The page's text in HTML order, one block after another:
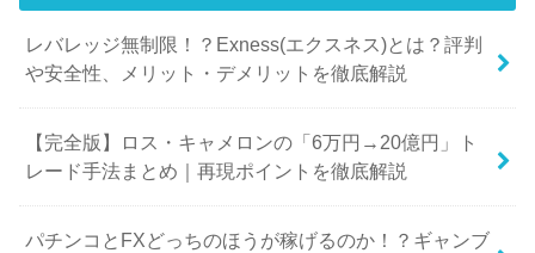
レバレッジ無制限！？Exness(エクスネス)とは？評判
や安全性、メリット・デメリットを徹底解説
【完全版】ロス・キャメロンの「6万円→20億円」ト
レード手法まとめ｜再現ポイントを徹底解説
パチンコとFXどっちのほうが稼げるのか！？ギャンブ